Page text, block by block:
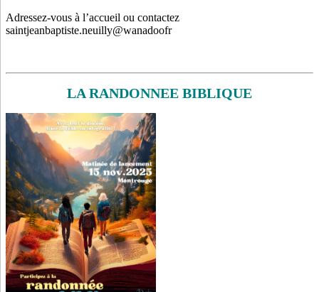
Adressez-vous à l’accueil ou contactez
saintjeanbaptiste.neuilly@wanadoofr
LA RANDONNEE BIBLIQUE